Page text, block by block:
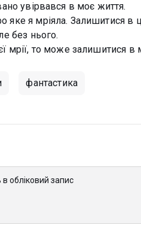
увірвався в моє життя.
яке я мріяла. Залишитися
без нього.
мрії, то може залишитися в
фантастика
обліковий запис